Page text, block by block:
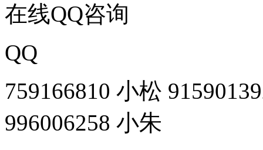
在线QQ咨询
QQ
759166810 小松
996006258 小朱